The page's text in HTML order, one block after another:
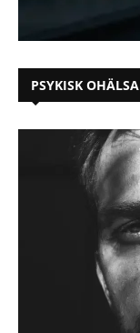
PSYKISK OHÄLSA